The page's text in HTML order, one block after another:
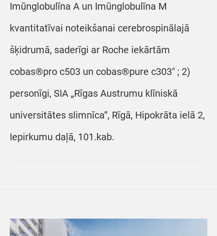
Imūnglobulīna A un Imūnglobulīna M
kvantitatīvai noteikšanai cerebrospinālajā
šķidrumā, saderīgi ar Roche iekārtām
cobas®pro c503 un cobas®pure c303" ; 2)
personīgi, SIA „Rīgas Austrumu klīniskā
universitātes slimnīca”, Rīgā, Hipokrāta ielā 2,
Iepirkumu daļā, 101.kab.